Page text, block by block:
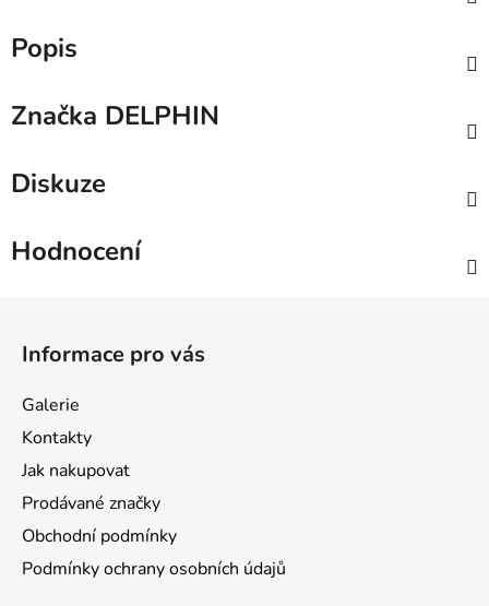
Popis
Značka DELPHIN
Diskuze
Hodnocení
Informace pro vás
Galerie
Kontakty
Jak nakupovat
Prodávané značky
Obchodní podmínky
Podmínky ochrany osobních údajů